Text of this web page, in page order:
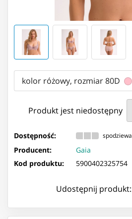
kolor różowy, rozmiar 80D
Produkt jest niedostępny
Dostępność:
Producent:
Gaia
Kod produktu:
5900402325754
Udostępnij produkt: